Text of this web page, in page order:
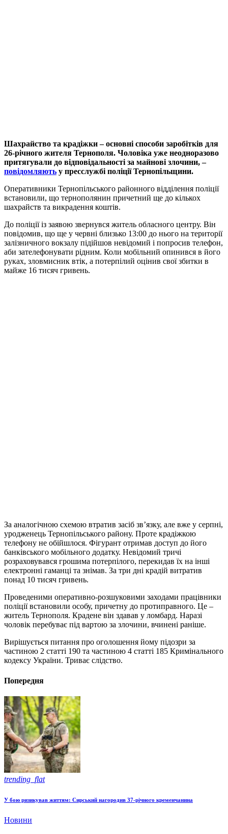
Шахрайство та крадіжки – основні способи заробітків для
26-річного жителя Тернополя. Чоловіка уже неодноразово
притягували до відповідальності за майнові злочини, –
повідомляють у пресслужбі поліції Тернопільщини.
Оперативники Тернопільського районного відділення поліції
встановили, що тернополянин причетний ще до кількох
шахрайств та викрадення коштів.
До поліції із заявою звернувся житель обласного центру. Він
повідомив, що ще у червні близько 13:00 до нього на території
залізничного вокзалу підійшов невідомий і попросив телефон,
аби зателефонувати рідним. Коли мобільний опинився в його
руках, зловмисник втік, а потерпілий оцінив свої збитки в
майже 16 тисяч гривень.
За аналогічною схемою втратив засіб зв’язку, але вже у серпні,
уродженець Тернопільського району. Проте крадіжкою
телефону не обійшлося. Фігурант отримав доступ до його
банківського мобільного додатку. Невідомий тричі
розраховувався грошима потерпілого, перекидав їх на інші
електронні гаманці та знімав. За три дні крадій витратив
понад 10 тисяч гривень.
Проведеними оперативно-розшуковими заходами працівники
поліції встановили особу, причетну до протиправного. Це –
житель Тернополя. Крадене він здавав у ломбард. Наразі
чоловік перебуває під вартою за злочини, вчинені раніше.
Вирішується питання про оголошення йому підозри за
частиною 2 статті 190 та частиною 4 статті 185 Кримінального
кодексу України. Триває слідство.
Попередня
trending_flat
У бою ризикував життям: Сирський нагородив 37-річного кременчанина
Новини